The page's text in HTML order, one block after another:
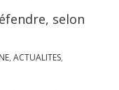
selon
, ACTUALITES,